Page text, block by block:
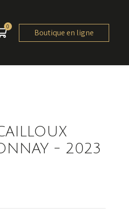
0
0 article Boutique en ligne
- 2023